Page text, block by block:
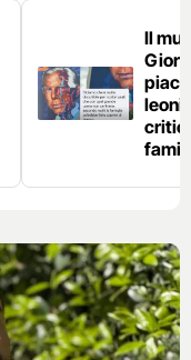
Il
leoni